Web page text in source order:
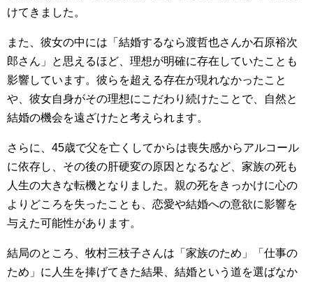
けてきました。
また、彼女の中には「結婚するなら渡哲也さんか石原裕次
郎さん」と思えるほど、理想が明確に存在していたことも
影響しています。彼らを超える存在が現れなかったこと
や、彼女自身がその理想にこだわり続けたことで、自然と
結婚の機会を遠ざけたと考えられます。
さらに、45歳で父を亡くしてからは喪失感からアルコール
に依存し、その後の肝硬変の原因となるなど、家族の死も
人生の大きな転機となりました。親の死をきっかけに心の
よりどころを失ったことも、恋愛や結婚への意欲に影響を
与えた可能性があります。
結局のところ、牧村三枝子さんは「家族のため」「仕事の
ため」に人生を捧げてきた結果、結婚という道を選ばなか